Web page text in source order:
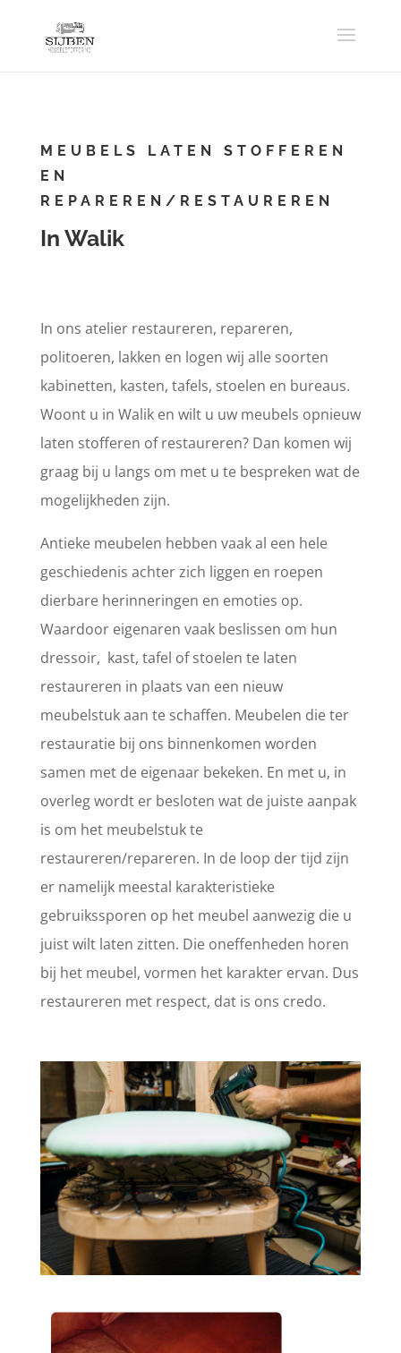
MEUBELS LATEN STOFFEREN
EN
REPAREREN/RESTAUREREN
In Walik
In ons atelier restaureren, repareren,
politoeren, lakken en logen wij alle soorten
kabinetten, kasten, tafels, stoelen en bureaus.
Woont u in Walik en wilt u uw meubels opnieuw
laten stofferen of restaureren? Dan komen wij
graag bij u langs om met u te bespreken wat de
mogelijkheden zijn.
Antieke meubelen hebben vaak al een hele
geschiedenis achter zich liggen en roepen
dierbare herinneringen en emoties op.
Waardoor eigenaren vaak beslissen om hun
dressoir, kast, tafel of stoelen te laten
restaureren in plaats van een nieuw
meubelstuk aan te schaffen. Meubelen die ter
restauratie bij ons binnenkomen worden
samen met de eigenaar bekeken. En met u, in
overleg wordt er besloten wat de juiste aanpak
is om het meubelstuk te
restaureren/repareren. In de loop der tijd zijn
er namelijk meestal karakteristieke
gebruikssporen op het meubel aanwezig die u
juist wilt laten zitten. Die oneffenheden horen
bij het meubel, vormen het karakter ervan. Dus
restaureren met respect, dat is ons credo.